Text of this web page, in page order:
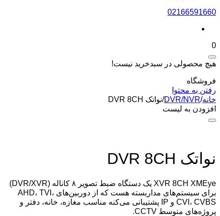
02166591660
0
هیچ محصولی در سبدخرید نیست!
فروشگاه
رفتن به محتوا
خانه/
DVR/NVR
/نواتک DVR 8CH
افزودن به لیست
نواتک DVR 8CH
XVR 8CH XMEye یک دستگاه ضبط تصویر ۸ کاناله (DVR/XVR)
برای سیستم‌های مداربسته هست که از دوربین‌های AHD، TVI،
CVI، CVBS و IP پشتیبانی می‌کنه مناسب مغازه، خانه، دفتر و
پروژه‌های متوسط CCTV.